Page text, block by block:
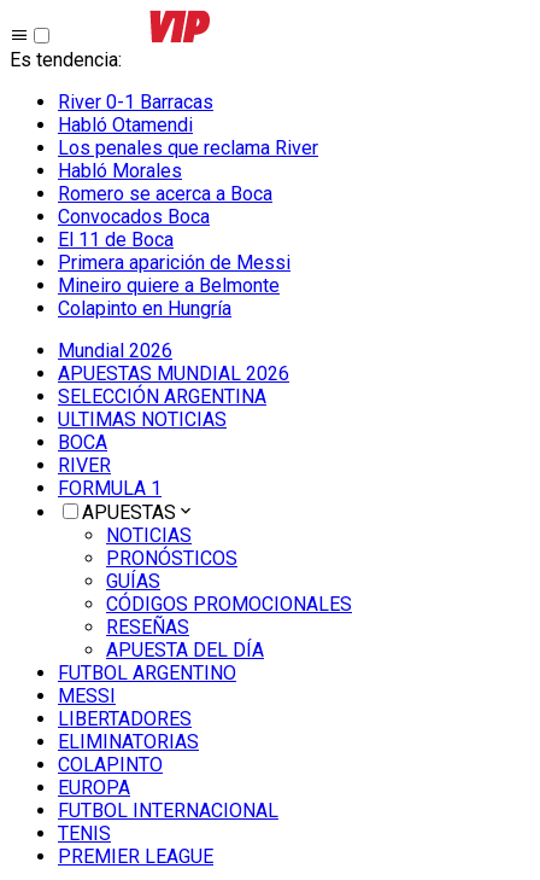
Es tendencia:
River 0-1 Barracas
Habló Otamendi
Los penales que reclama River
Habló Morales
Romero se acerca a Boca
Convocados Boca
El 11 de Boca
Primera aparición de Messi
Mineiro quiere a Belmonte
Colapinto en Hungría
Mundial 2026
APUESTAS MUNDIAL 2026
SELECCIÓN ARGENTINA
ULTIMAS NOTICIAS
BOCA
RIVER
FORMULA 1
APUESTAS
NOTICIAS
PRONÓSTICOS
GUÍAS
CÓDIGOS PROMOCIONALES
RESEÑAS
APUESTA DEL DÍA
FUTBOL ARGENTINO
MESSI
LIBERTADORES
ELIMINATORIAS
COLAPINTO
EUROPA
FUTBOL INTERNACIONAL
TENIS
PREMIER LEAGUE